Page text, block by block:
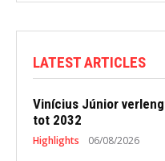
LATEST ARTICLES
Vinícius Júnior
tot 2032
Highlights 06/08/2026